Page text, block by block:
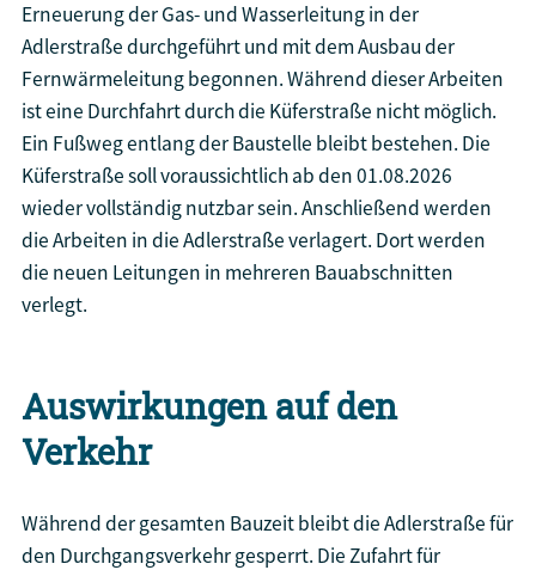
Erneuerung der Gas- und Wasserleitung in der
Adlerstraße durchgeführt und mit dem Ausbau der
Fernwärmeleitung begonnen. Während dieser Arbeiten
ist eine Durchfahrt durch die Küferstraße nicht möglich.
Ein Fußweg entlang der Baustelle bleibt bestehen. Die
Küferstraße soll voraussichtlich ab den 01.08.2026
wieder vollständig nutzbar sein. Anschließend werden
die Arbeiten in die Adlerstraße verlagert. Dort werden
die neuen Leitungen in mehreren Bauabschnitten
verlegt.
Auswirkungen auf den
Verkehr
Während der gesamten Bauzeit bleibt die Adlerstraße für
den Durchgangsverkehr gesperrt. Die Zufahrt für